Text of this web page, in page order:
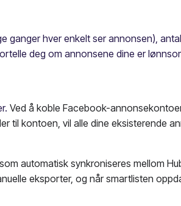
ganger hver enkelt ser annonsen),
deg om annonsene dine er
Ved å koble Facebook-
til kontoen, vil alle dine eksisterende
automatisk synkroniseres mellom
eksporter, og når smartlisten